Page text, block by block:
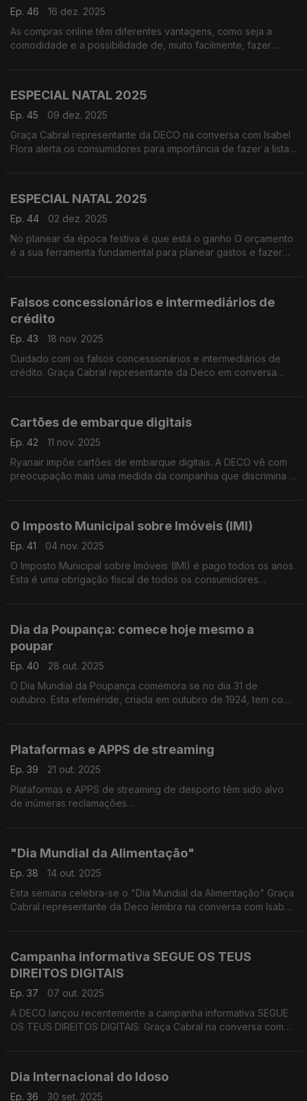
Ep. 46
16 dez. 2025
As compras online têm diferentes vantagens, como seja a
comodidade e a possibilidade de, muito facilmente, fazer
ESPECIAL NATAL 2025
Ep. 45
09 dez. 2025
Graça Cabral representante da DECO na conversa com Isabel
Flora alerta os consumidores para importância de fazer a lista
ESPECIAL NATAL 2025
Ep. 44
02 dez. 2025
No planear da época festiva é que está o ganho O orçamento
é a sua ferramenta fundamental para planear gastos e fazer
Falsos concessionários e intermediários de
crédito
Ep. 43
18 nov. 2025
Cuidado com os falsos concessionários e intermediários de
crédito. Graça Cabral representante da Deco em conversa
Cartões de embarque digitais
Ep. 42
11 nov. 2025
Ryanair impõe cartões de embarque digitais. A DECO vê com
preocupação mais uma medida da companhia que discrimina e
O Imposto Municipal sobre Imóveis (IMI)
Ep. 41
04 nov. 2025
O Imposto Municipal sobre Imóveis (IMI) é pago todos os anos.
Esta é uma obrigação fiscal de todos os consumidores
Dia da Poupança: comece hoje mesmo a
poupar
Ep. 40
28 out. 2025
O Dia Mundial da Poupança comemora se no dia 31 de
outubro. Esta efeméride, criada em outubro de 1924, tem como
endividamento.
Plataformas e APPS de streaming
Ep. 39
21 out. 2025
Plataformas e APPS de streaming de desporto têm sido alvo
de inúmeras reclamações
agora a ser confrontados com uma fidelização de 12 meses,
quando nenhuma informação sobre a duração desse contrato
"Dia Mundial da Alimentação"
Ep. 38
14 out. 2025
Esta semana celebra-se o "Dia Mundial da Alimentação" Graça
Cabral representante da Deco lembra na conversa com Isabel
para conseguir dar resposta às necessidades alimentares da
população mundial.
Campanha informativa SEGUE OS TEUS
DIREITOS DIGITAIS
Ep. 37
07 out. 2025
A DECO lançou recentemente a campanha informativa SEGUE
OS TEUS DIREITOS DIGITAIS. Graça Cabral na conversa com
abusivo e lesivo
Dia Internacional do Idoso
Ep. 36
30 set. 2025